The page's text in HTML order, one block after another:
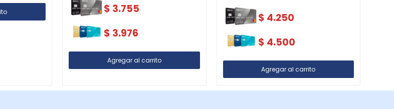
$ 3.755
$ 3.976
$ 4.250
$ 4.500